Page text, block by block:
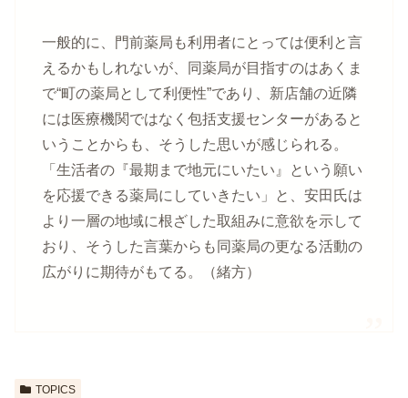
一般的に、門前薬局も利用者にとっては便利と言
えるかもしれないが、同薬局が目指すのはあくま
で“町の薬局として利便性”であり、新店舗の近隣
には医療機関ではなく包括支援センターがあると
いうことからも、そうした思いが感じられる。
「生活者の『最期まで地元にいたい』という願い
を応援できる薬局にしていきたい」と、安田氏は
より一層の地域に根ざした取組みに意欲を示して
おり、そうした言葉からも同薬局の更なる活動の
広がりに期待がもてる。（緒方）
TOPICS